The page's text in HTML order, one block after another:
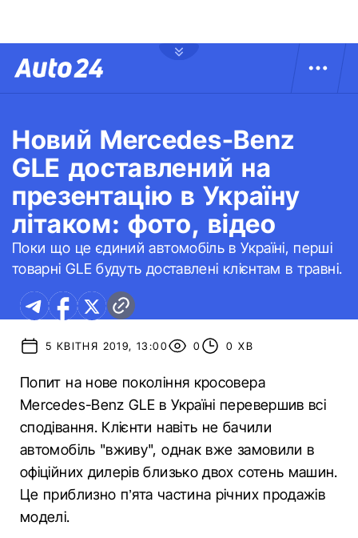
Новий Mercedes-Benz
GLE доставлений на
презентацію в Україну
літаком: фото, відео
Поки що це єдиний автомобіль в Україні, перші
товарні GLE будуть доставлені клієнтам в травні.
5 КВІТНЯ 2019, 13:00 0 0 ХВ
Попит на нове покоління кросовера
Mercedes-Benz GLE в Україні перевершив всі
сподівання. Клієнти навіть не бачили
автомобіль "вживу", однак вже замовили в
офіційних дилерів близько двох сотень машин.
Це приблизно п’ята частина річних продажів
моделі.